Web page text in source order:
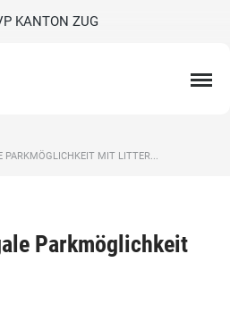
KANTON ZUG
PARKMÖGLICHKEIT MIT LITTER...
Parkmöglichkeit